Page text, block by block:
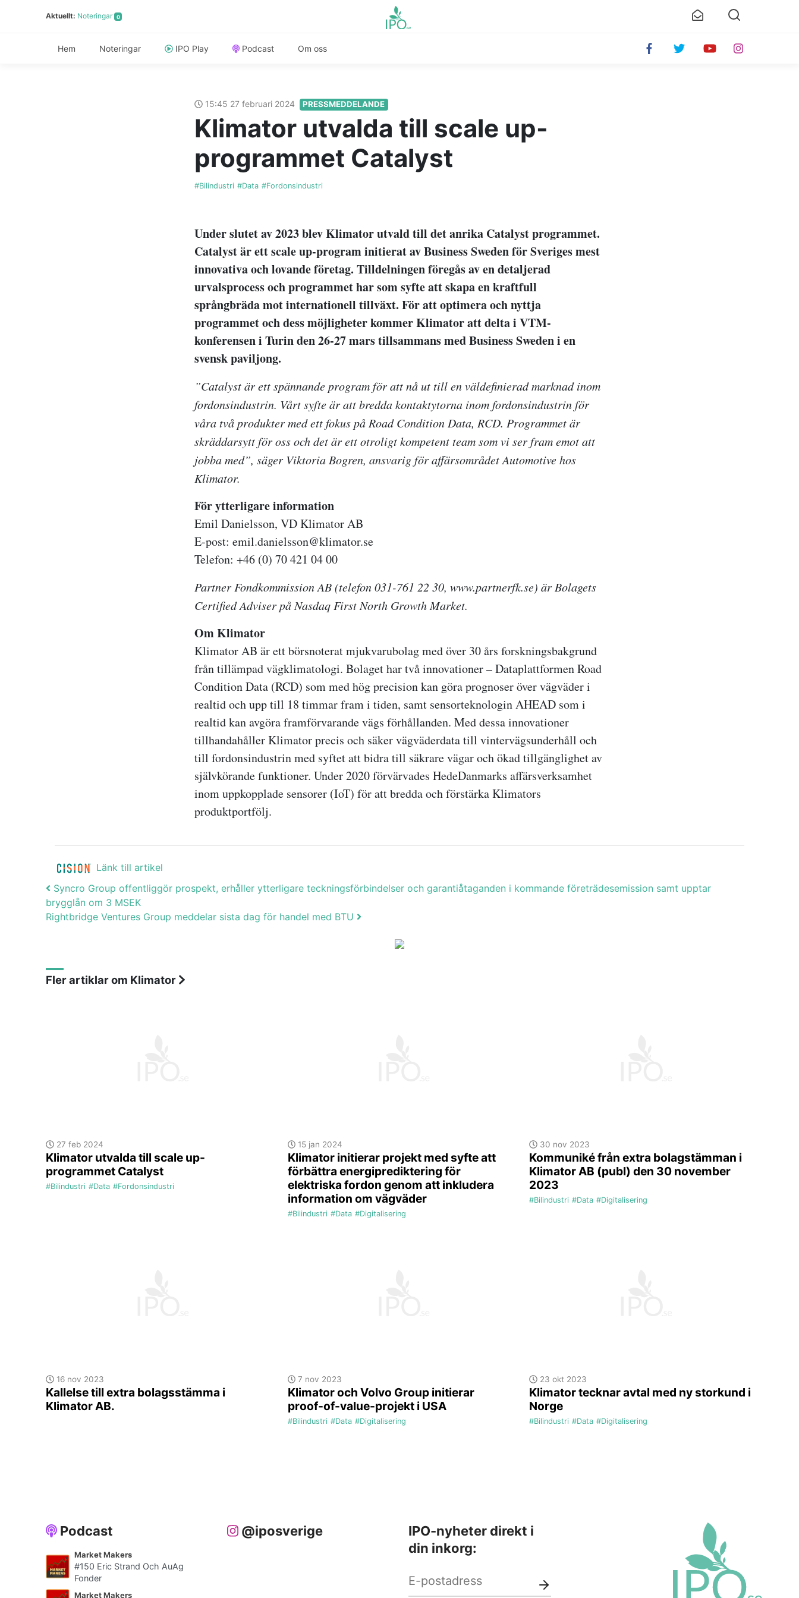
Aktuellt: Noteringar 0
Hem Noteringar IPO Play Podcast Om oss
15:45 27 februari 2024 PRESSMEDDELANDE
Klimator utvalda till scale up-
programmet Catalyst
#Bilindustri #Data #Fordonsindustri
Under slutet av 2023 blev Klimator utvald till det anrika Catalyst programmet.
Catalyst är ett scale up-program initierat av Business Sweden för Sveriges mest
innovativa och lovande företag. Tilldelningen föregås av en detaljerad
urvalsprocess och programmet har som syfte att skapa en kraftfull
språngbräda mot internationell tillväxt. För att optimera och nyttja
programmet och dess möjligheter kommer Klimator att delta i VTM-
konferensen i Turin den 26-27 mars tillsammans med Business Sweden i en
svensk paviljong.
”Catalyst är ett spännande program för att nå ut till en väldefinierad marknad inom
fordonsindustrin. Vårt syfte är att bredda kontaktytorna inom fordonsindustrin för
våra två produkter med ett fokus på Road Condition Data, RCD. Programmet är
skräddarsytt för oss och det är ett otroligt kompetent team som vi ser fram emot att
jobba med”, säger Viktoria Bogren, ansvarig för affärsområdet Automotive hos
Klimator.
För ytterligare information
Emil Danielsson, VD Klimator AB
E-post: emil.danielsson@klimator.se
Telefon: +46 (0) 70 421 04 00
Partner Fondkommission AB (telefon 031-761 22 30, www.partnerfk.se) är Bolagets
Certified Adviser på Nasdaq First North Growth Market.
Om Klimator
Klimator AB är ett börsnoterat mjukvarubolag med över 30 års forskningsbakgrund
från tillämpad vägklimatologi. Bolaget har två innovationer – Dataplattformen Road
Condition Data (RCD) som med hög precision kan göra prognoser över vägväder i
realtid och upp till 18 timmar fram i tiden, samt sensorteknologin AHEAD som i
realtid kan avgöra framförvarande vägs förhållanden. Med dessa innovationer
tillhandahåller Klimator precis och säker vägväderdata till vintervägsunderhåll och
till fordonsindustrin med syftet att bidra till säkrare vägar och ökad tillgänglighet av
självkörande funktioner. Under 2020 förvärvades HedeDanmarks affärsverksamhet
inom uppkopplade sensorer (IoT) för att bredda och förstärka Klimators
produktportfölj.
Länk till artikel
Post navigation
Syncro Group offentliggör prospekt, erhåller ytterligare teckningsförbindelser och garantiåtaganden i kommande företrädesemission samt upptar
brygglån om 3 MSEK
Rightbridge Ventures Group meddelar sista dag för handel med BTU
Fler artiklar om Klimator
27 feb 2024
Klimator utvalda till scale up-
programmet Catalyst
#Bilindustri #Data #Fordonsindustri
15 jan 2024
Klimator initierar projekt med syfte att
förbättra energiprediktering för
elektriska fordon genom att inkludera
information om vägväder
#Bilindustri #Data #Digitalisering
30 nov 2023
Kommuniké från extra bolagstämman i
Klimator AB (publ) den 30 november
2023
#Bilindustri #Data #Digitalisering
16 nov 2023
Kallelse till extra bolagsstämma i
Klimator AB.
7 nov 2023
Klimator och Volvo Group initierar
proof-of-value-projekt i USA
#Bilindustri #Data #Digitalisering
23 okt 2023
Klimator tecknar avtal med ny storkund i
Norge
#Bilindustri #Data #Digitalisering
Podcast
Market Makers
#150 Eric Strand Och AuAg
Fonder
Market Makers
@iposverige
IPO-nyheter direkt i
din inkorg: